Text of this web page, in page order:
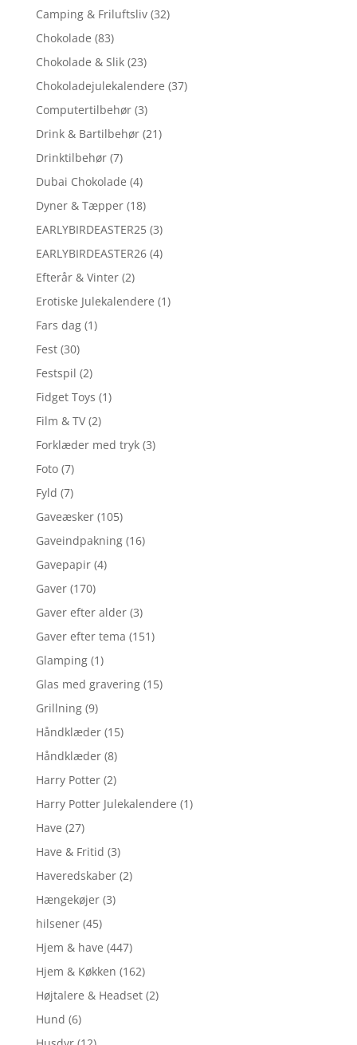
Camping & Friluftsliv (32)
Chokolade (83)
Chokolade & Slik (23)
Chokoladejulekalendere (37)
Computertilbehør (3)
Drink & Bartilbehør (21)
Drinktilbehør (7)
Dubai Chokolade (4)
Dyner & Tæpper (18)
EARLYBIRDEASTER25 (3)
EARLYBIRDEASTER26 (4)
Efterår & Vinter (2)
Erotiske Julekalendere (1)
Fars dag (1)
Fest (30)
Festspil (2)
Fidget Toys (1)
Film & TV (2)
Forklæder med tryk (3)
Foto (7)
Fyld (7)
Gaveæsker (105)
Gaveindpakning (16)
Gavepapir (4)
Gaver (170)
Gaver efter alder (3)
Gaver efter tema (151)
Glamping (1)
Glas med gravering (15)
Grillning (9)
Håndklæder (15)
Håndklæder (8)
Harry Potter (2)
Harry Potter Julekalendere (1)
Have (27)
Have & Fritid (3)
Haveredskaber (2)
Hængekøjer (3)
hilsener (45)
Hjem & have (447)
Hjem & Køkken (162)
Højtalere & Headset (2)
Hund (6)